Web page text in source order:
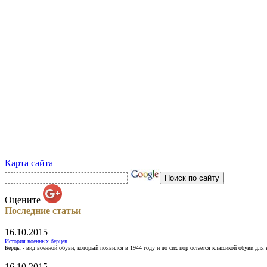
Карта сайта
Оцените
Последние статьи
16.10.2015
История военных берцев
Берцы - вид военной обуви, который появился в 1944 году и до сих пор остаётся классикой обуви